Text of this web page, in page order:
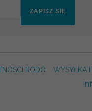
ZAPISZ SIĘ
RODO WYSYŁKA I